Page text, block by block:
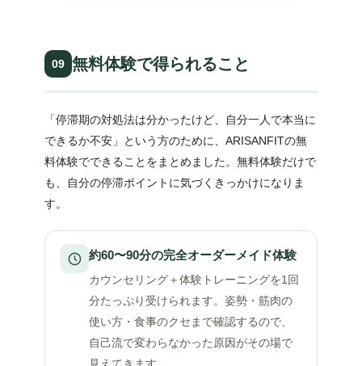
09 無料体験で得られること
「停滞期の対処法は分かったけど、自分一人で本当に
できるか不安」という方のために、ARISANFITの無
料体験でできることをまとめました。無料体験だけで
も、自分の停滞ポイントに気づくきっかけになりま
す。
約60〜90分の完全オーダーメイド体験
カウンセリング＋体験トレーニングを1回
分たっぷり受けられます。姿勢・筋肉の
使い方・食事のクセまで確認するので、
自己流で変わらなかった原因がその場で